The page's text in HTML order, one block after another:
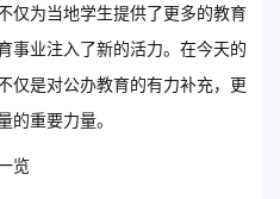
仅为当地学生提供了更多的教育
事业注入了新的活力。在今天的
仅是对公办教育的有力补充，更
的重要力量。
览